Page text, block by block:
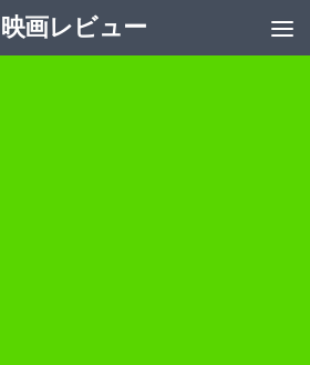
プ
画レビュー